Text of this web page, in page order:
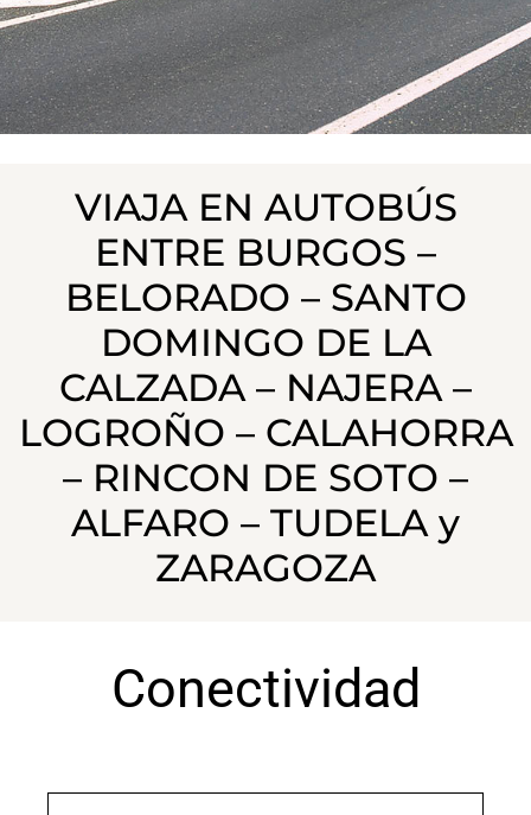
VIAJA EN AUTOBÚS
ENTRE BURGOS –
BELORADO – SANTO
DOMINGO DE LA
CALZADA – NAJERA –
LOGROÑO – CALAHORRA
– RINCON DE SOTO –
ALFARO – TUDELA y
ZARAGOZA
Conectividad